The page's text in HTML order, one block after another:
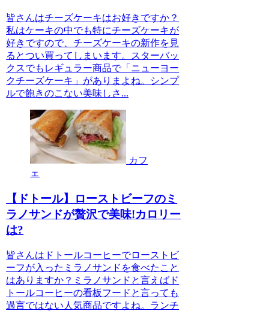
皆さんはチーズケーキはお好きですか？
私はケーキの中でも特にチーズケーキが
好きですので、チーズケーキの新作を見
るとつい買ってしまいます。スターバッ
クスでもレギュラー商品で「ニューヨー
クチーズケーキ」がありまよね。シンプ
ルで飽きのこない美味しさ...
カフ
ェ
【ドトール】ローストビーフのミ
ラノサンドが贅沢で美味!カロリー
は?
皆さんはドトールコーヒーでローストビ
ーフが入ったミラノサンドを食べたこと
はありますか？ミラノサンドと言えばド
トールコーヒーの看板フードと言っても
過言ではない人気商品ですよね。ランチ